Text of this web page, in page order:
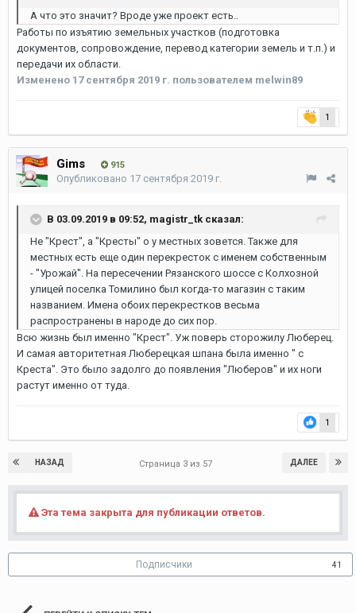
А что это значит? Вроде уже проект есть..
Работы по изъятию земельных участков (подготовка
документов, сопровождение, перевод категории земель и т.п.) и
передачи их области.
Изменено 17 сентября 2019 г. пользователем melwin89
1
Gims 915
Опубликовано 17 сентября 2019 г.
В 03.09.2019 в 09:52, magistr_tk сказал:
Не "Крест", а "Кресты" о у местных зовется. Также для
местных есть еще один перекресток с именем собственным
- "Урожай". На пересечении Рязанского шоссе с Колхозной
улицей поселка Томилино был когда-то магазин с таким
названием. Имена обоих перекрестков весьма
распространены в народе до сих пор.
Всю жизнь был именно "Крест". Уж поверь сторожилу Люберец.
И самая авторитетная Люберецкая шпана была именно " с
Креста". Это было задолго до появления "Люберов" и их ноги
растут именно от туда.
1
НАЗАД ДАЛЕЕ
Страница 3 из 57
Эта тема закрыта для публикации ответов.
Подписчики 41